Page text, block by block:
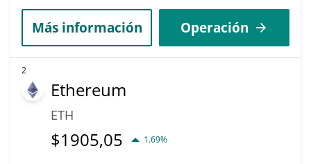
Más información Operación
2
Ethereum
ETH
$1905,05 1.69%